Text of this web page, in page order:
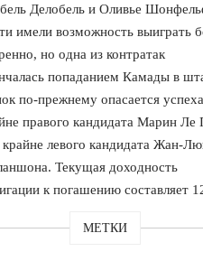
Делобель и Оливье
имели возможность выиграть
но одна из контратак
попаданием Камады в
по-прежнему опасается успеха
правого кандидата Марин Ле
крайне левого кандидата Жан-
Текущая доходность
к погашению составляет
МЕТКИ